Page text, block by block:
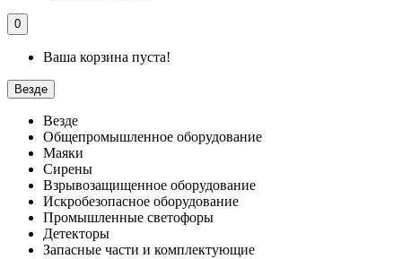
0
Ваша корзина пуста!
Везде
Везде
Общепромышленное оборудование
Маяки
Сирены
Взрывозащищенное оборудование
Искробезопасное оборудование
Промышленные светофоры
Детекторы
Запасные части и комплектующие